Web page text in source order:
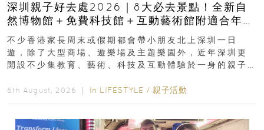
深圳親子好去處2026｜8大必去景點！全新自
然博物館＋免費科技館＋互動藝術館附適合年
齡、交通、門票、開放時間
不少香港家長周末或假期都會帶小朋友北上深圳一日
遊，除了大型商場、遊樂場及主題樂園外，近年深圳更
開設不少集教育、藝術、科技及互動體驗於一身的親子
6th August, 2026 ｜ In LIFESTYLE / 親子活動